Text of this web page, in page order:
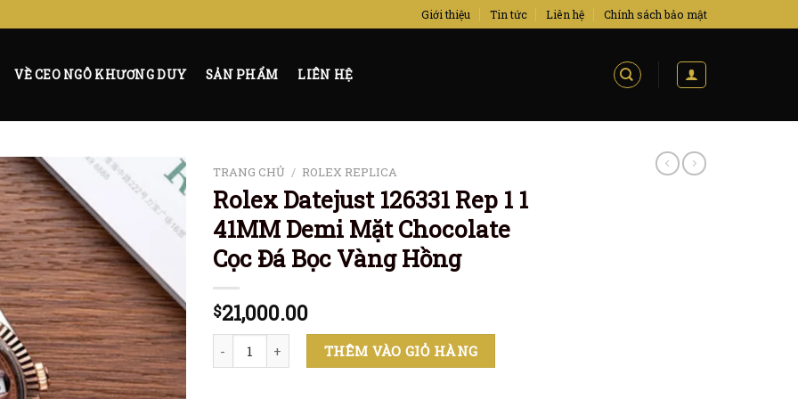
Giới thiệu Tin tức Liên hệ Chính sách bảo mật
VỀ CEO NGÔ KHƯƠNG DUY SẢN PHẨM LIÊN HỆ
TRANG CHỦ / ROLEX REPLICA
Rolex Datejust 126331 Rep 1 1
41MM Demi Mặt Chocolate
Cọc Đá Bọc Vàng Hồng
$21,000.00
Rolex Datejust 126331 Rep 1 1 41MM Demi Mặt Chocolate Cọc Đá Bọc Vàng Hồng số lượng
THÊM VÀO GIỎ HÀNG